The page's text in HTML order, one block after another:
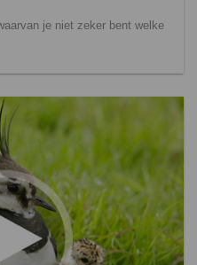
je niet zeker bent welke